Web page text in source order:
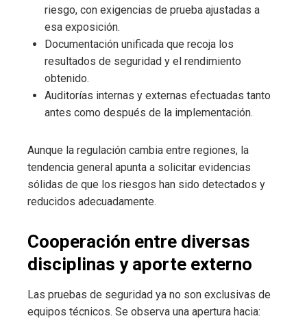
riesgo, con exigencias de prueba ajustadas a
esa exposición.
Documentación unificada que recoja los
resultados de seguridad y el rendimiento
obtenido.
Auditorías internas y externas efectuadas tanto
antes como después de la implementación.
Aunque la regulación cambia entre regiones, la
tendencia general apunta a solicitar evidencias
sólidas de que los riesgos han sido detectados y
reducidos adecuadamente.
Cooperación entre diversas
disciplinas y aporte externo
Las pruebas de seguridad ya no son exclusivas de
equipos técnicos. Se observa una apertura hacia: